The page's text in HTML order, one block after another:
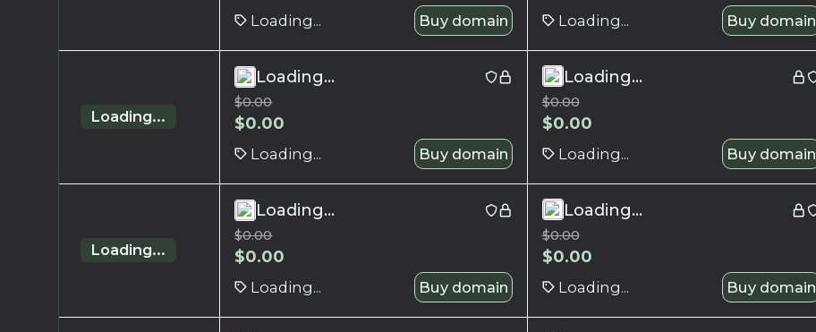
Loading... Buy domain Loading... Buy domain
Loading...
Loading...
$0.00
$0.00
Loading... Buy domain
Loading...
$0.00
$0.00
Loading... Buy domain
Loading...
Loading...
$0.00
$0.00
Loading... Buy domain
Loading...
$0.00
$0.00
Loading... Buy domain